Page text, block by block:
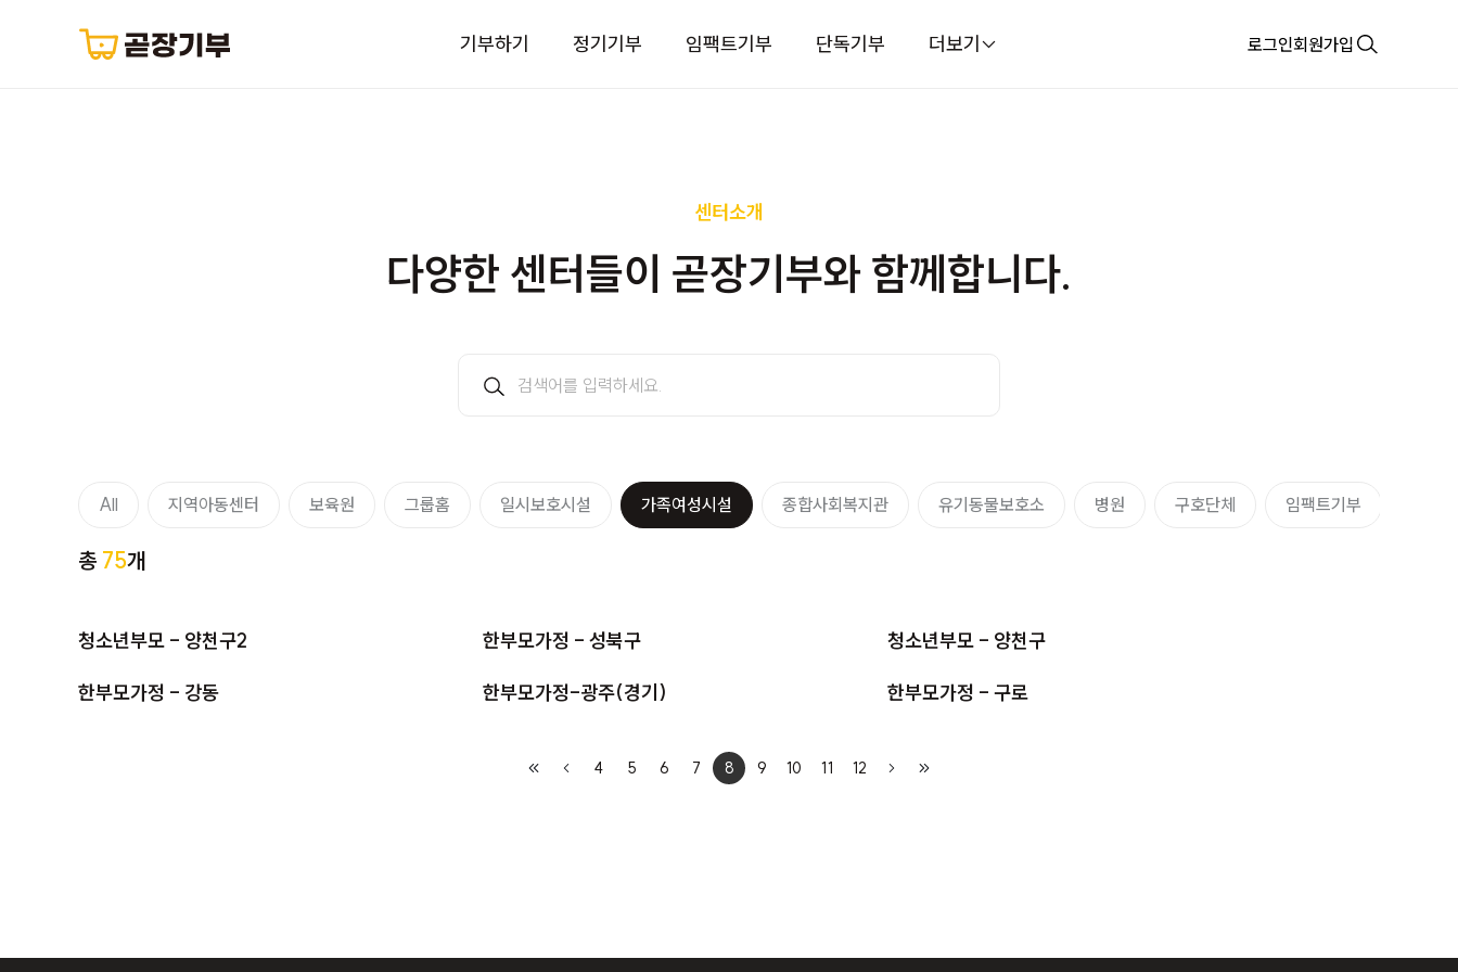
기부하기 정기기부 임팩트기부 단독기부 더보기 로그인회원가입
센터소개
다양한 센터들이 곧장기부와 함께합니다.
All 지역아동센터 보육원 그룹홈 일시보호시설 가족여성시설 종합사회복지관 유기동물보호소 병원 구호단체 임팩트기부
총 75개
청소년부모 - 양천구2 한부모가정 - 성북구 청소년부모 - 양천구
한부모가정 - 강동 한부모가정-광주(경기) 한부모가정 - 구로
4 5 6 7 8 9 10 11 12